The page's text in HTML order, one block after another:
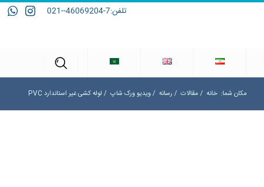
تلفن:7-46069204--021
مکان شما: خانه / مقالات / رسانه /ویدیو ورک شاپ / لوله کشی غیر استاندارد PVC